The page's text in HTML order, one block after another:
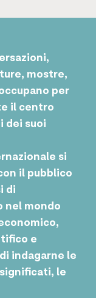
mostre,
per
il centro
dei suoi
si
il pubblico
di
nel mondo
e
indagarne le
le